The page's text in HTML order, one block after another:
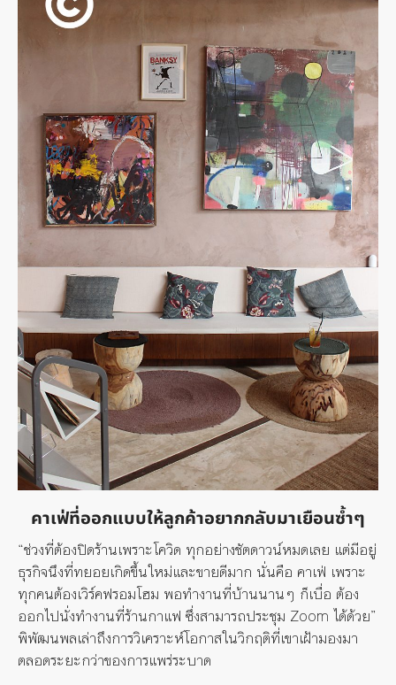
คาเฟ่ที่ออกแบบให้ลูกค้าอยากกลับมาเยือนซ้ำๆ
“ช่วงที่ต้องปิดร้านเพราะโควิด ทุกอย่างชัตดาวน์หมดเลย แต่มีอยู่
ธุรกิจนึงที่ทยอยเกิดขึ้นใหม่และขายดีมาก นั่นคือ คาเฟ่ เพราะ
ทุกคนต้องเวิร์คฟรอมโฮม พอทำงานที่บ้านนานๆ ก็เบื่อ ต้อง
ออกไปนั่งทำงานที่ร้านกาแฟ ซึ่งสามารถประชุม Zoom ได้ด้วย”
พิพัฒนพลเล่าถึงการวิเคราะห์โอกาสในวิกฤติที่เขาเฝ้ามองมา
ตลอดระยะกว่าของการแพร่ระบาด